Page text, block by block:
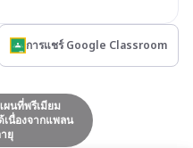
การแชร์ Google Classroom
นที่พรีเมียม
เนื่องจากแพลน
ยุ